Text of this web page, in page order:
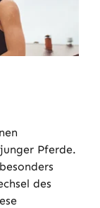
Pferde.
des